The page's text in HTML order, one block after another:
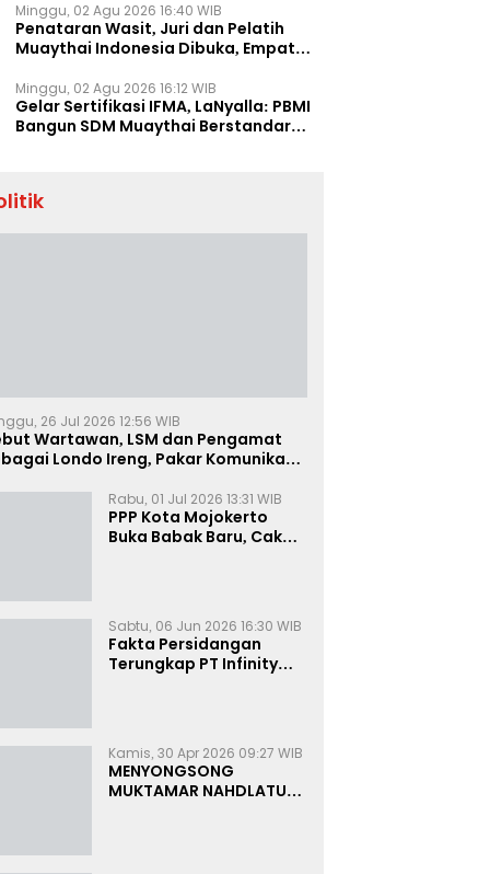
Minggu, 02 Agu 2026 16:40 WIB
Penataran Wasit, Juri dan Pelatih
Muaythai Indonesia Dibuka, Empat
Minggu, 02 Agu 2026 16:12 WIB
Gelar Sertifikasi IFMA, LaNyalla: PBMI
Bangun SDM Muaythai Berstandar
26 Jul 2026 12:56 WIB
Wartawan, LSM dan Pengamat
Londo Ireng, Pakar Komunikasi:
Rabu, 01 Jul 2026 13:31 WIB
PPP Kota Mojokerto
Buka Babak Baru, Cak
Sabtu, 06 Jun 2026 16:30 WIB
Fakta Persidangan
Terungkap PT Infinity
Kamis, 30 Apr 2026 09:27 WIB
MENYONGSONG
MUKTAMAR NAHDLATUL